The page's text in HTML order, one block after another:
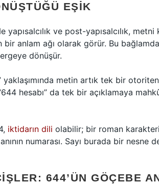
EŞIK
ve post-yapısalcılık, metni
bir anlam ağı olarak görür. Bu
dönüşür.
yaklaşımında metin artık tek bir
“644 hesabı” da tek bir açıklamaya
iktidarın dili olabilir; bir roman
numarası. Sayı burada bir nesne
644’ÜN GÖÇEBE